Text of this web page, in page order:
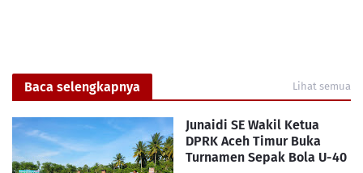
Baca selengkapnya Lihat semua
Junaidi SE Wakil Ketua
DPRK Aceh Timur Buka
Turnamen Sepak Bola U-40